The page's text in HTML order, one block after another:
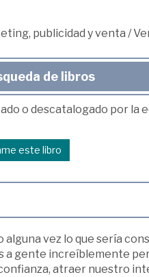
publicidad y venta /
de libros
o descatalogado por la
este libro
alguna vez lo que sería
a gente increíblemente
atraer nuestro